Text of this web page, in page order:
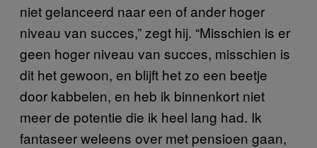
niet gelanceerd naar een of ander hoger
niveau van succes,” zegt hij. “Misschien is er
geen hoger niveau van succes, misschien is
dit het gewoon, en blijft het zo een beetje
door kabbelen, en heb ik binnenkort niet
meer de potentie die ik heel lang had. Ik
fantaseer weleens over met pensioen gaan,